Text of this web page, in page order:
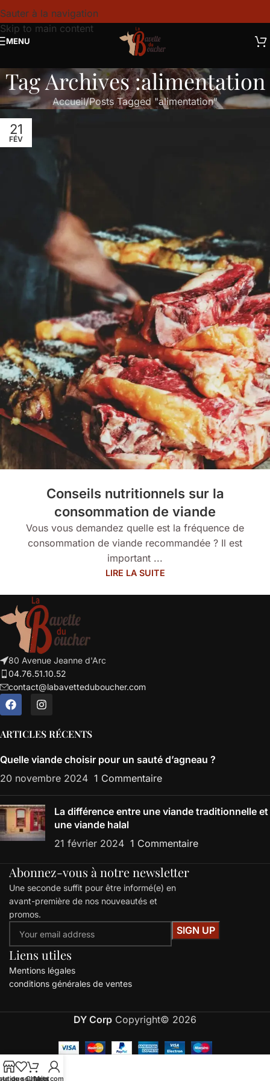
Sauter à la navigation
Skip to main content
MENU
Tag Archives :alimentation
Accueil Posts Tagged "alimentation"
21
FÉV
Conseils nutritionnels sur la
consommation de viande
Vous vous demandez quelle est la fréquence de
consommation de viande recommandée ? Il est
important ...
LIRE LA SUITE
80 Avenue Jeanne d'Arc
04.76.51.10.52
contact@labavetteduboucher.com
ARTICLES RÉCENTS
Quelle viande choisir pour un sauté d’agneau ?
20 novembre 2024 1 Commentaire
La différence entre une viande traditionnelle et
une viande halal
21 février 2024 1 Commentaire
Abonnez-vous à notre newsletter
Une seconde suffit pour être informé(e) en
avant-première de nos nouveautés et
promos.
Liens utiles
Mentions légales
conditions générales de ventes
DY Corp Copyright© 2026
de souhaits
Chariot
Mon compte